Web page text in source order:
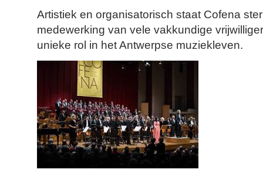
Artistiek en organisatorisch staat Cofena
medewerking van vele vakkundige
unieke rol in het Antwerpse muziekleven.